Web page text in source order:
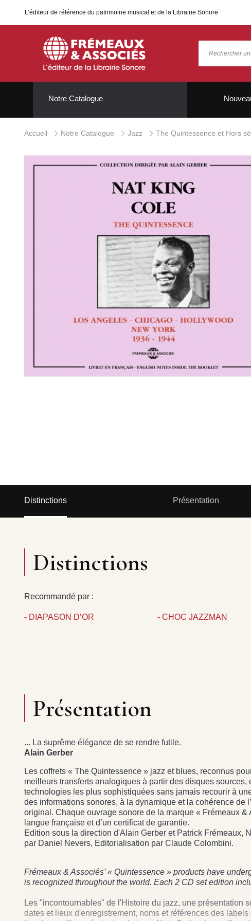
L’éditeur de référence du patrimoine musical et de la Librairie Sonore
Notre Catalogue
Accueil Notre Catalogue Jazz The Quintessence et Hors
Distinctions Présentation
Distinctions
Recommandé par :
- DIAPASON D’OR - CHOC JAZZMAN
Présentation
... La suprême élégance de se rendre futile.
Alain Gerber
Les coffrets « The Quintessence » jazz et blues, reconnus
meilleurs transferts analogiques à partir des disques sources,
technologies les plus sophistiquées sans jamais recourir à
des informations sonores, à la dynamique et la cohérence de
original. Chaque ouvrage sonore de la marque « Frémeaux
langue française et d’un certificat de garantie.
Edition sous la direction d'Alain Gerber et Patrick Frémeaux,
par Daniel Nevers, Editorialisation par Claude Colombini.
Frémeaux & Associés’ « Quintessence » products have
is recognized throughout the world. Each 2 CD set edition
Les "incontournables" de l'Histoire du jazz, une présentation
dates et lieux d'enregistrement, noms et références des